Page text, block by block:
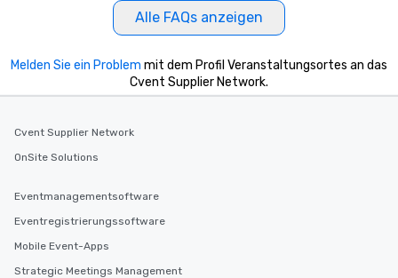
Alle FAQs anzeigen
Melden Sie ein Problem mit dem Profil Veranstaltungsortes an das
Cvent Supplier Network.
Cvent Supplier Network
OnSite Solutions
Eventmanagementsoftware
Eventregistrierungssoftware
Mobile Event-Apps
Strategic Meetings Management